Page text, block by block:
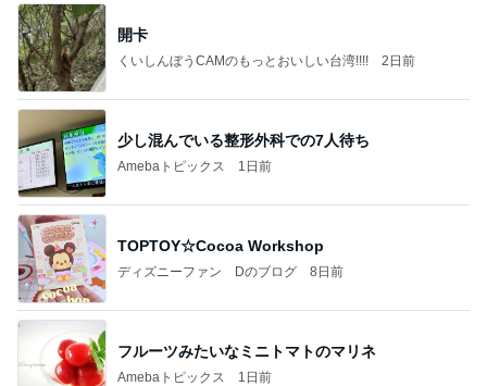
開卡
くいしんぼうCAMのもっとおいしい台湾!!!! 2日前
少し混んでいる整形外科での7人待ち
Amebaトピックス 1日前
TOPTOY☆Cocoa Workshop
ディズニーファン Dのブログ 8日前
フルーツみたいなミニトマトのマリネ
Amebaトピックス 1日前